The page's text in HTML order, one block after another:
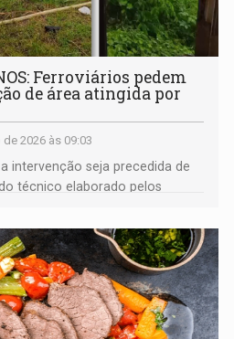
Ferroviários pedem
de área atingida por
2026 às 09:03
intervenção seja precedida de
técnico elaborado pelos